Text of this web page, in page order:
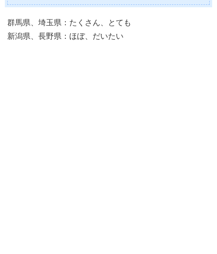
群馬県、埼玉県：たくさん、とても
新潟県、長野県：ほぼ、だいたい